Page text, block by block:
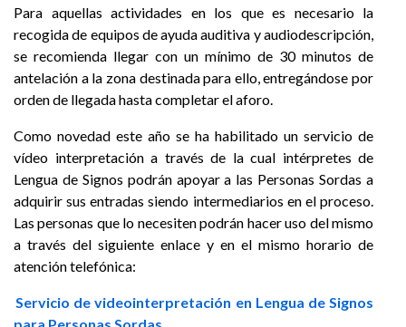
Para aquellas actividades en los que es necesario la
recogida de equipos de ayuda auditiva y audiodescripción,
se recomienda llegar con un mínimo de 30 minutos de
antelación a la zona destinada para ello, entregándose por
orden de llegada hasta completar el aforo.
Como novedad este año se ha habilitado un servicio de
vídeo interpretación a través de la cual intérpretes de
Lengua de Signos podrán apoyar a las Personas Sordas a
adquirir sus entradas siendo intermediarios en el proceso.
Las personas que lo necesiten podrán hacer uso del mismo
a través del siguiente enlace y en el mismo horario de
atención telefónica:
Servicio de videointerpretación en Lengua de Signos